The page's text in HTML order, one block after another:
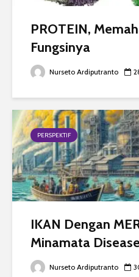
PROTEIN,
Fungsinya
Nurseto Ardiputranto
PERSPEKTIF
IKAN Dengan
Minamata Disease
Nurseto Ardiputranto